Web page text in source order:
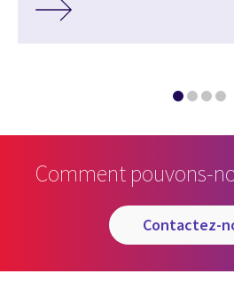
Comment pouvons-
contactez-